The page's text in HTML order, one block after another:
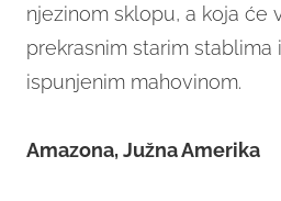
njezinom sklopu, a koja će
prekrasnim starim stablima
ispunjenim mahovinom.
Amazona, Južna Amerika